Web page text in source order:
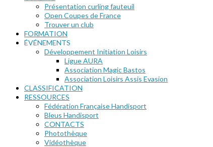
Présentation curling fauteuil
Open Coupes de France
Trouver un club
FORMATION
ÉVÉNEMENTS
Développement Initiation Loisirs
Ligue AURA
Association Magic Bastos
Association Loisirs Assis Evasion
CLASSIFICATION
RESSOURCES
Fédération Française Handisport
Bleus Handisport
CONTACTS
Photothèque
Vidéothèque